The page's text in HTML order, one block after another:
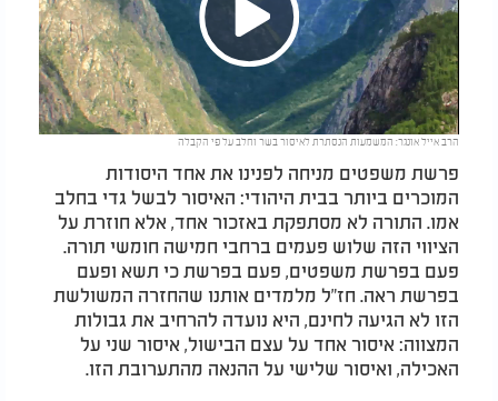
Play
Video
הרב אייל אונגר: המשמעות הנסתרת לאיסור בשר וחלב על פי הקבלה
פרשת משפטים מניחה לפנינו את אחד היסודות
המוכרים ביותר בבית היהודי: האיסור לבשל גדי בחלב
אמו. התורה לא מסתפקת באזכור אחד, אלא חוזרת על
הציווי הזה שלוש פעמים ברחבי חמישה חומשי תורה.
פעם בפרשת משפטים, פעם בפרשת כי תשא ופעם
בפרשת ראה. חז"ל מלמדים אותנו שהחזרה המשולשת
הזו לא הגיעה לחינם, היא נועדה להרחיב את גבולות
המצווה: איסור אחד על עצם הבישול, איסור שני על
האכילה, ואיסור שלישי על ההנאה מהתערובת הזו.